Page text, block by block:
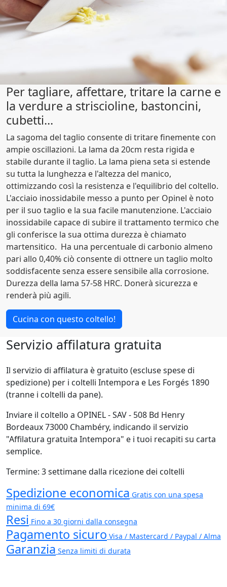
Per tagliare, affettare, tritare la carne e
la verdure a striscioline, bastoncini,
cubetti...
La sagoma del taglio consente di tritare finemente con
ampie oscillazioni. La lama da 20cm resta rigida e
stabile durante il taglio. La lama piena seta si estende
su tutta la lunghezza e l'altezza del manico,
ottimizzando così la resistenza e l'equilibrio del coltello.
L'acciaio inossidabile messo a punto per Opinel è noto
per il suo taglio e la sua facile manutenzione. L'acciaio
inossidabile capace di subire il trattamento termico che
gli conferisce la sua ottima durezza è chiamato
martensitico. Ha una percentuale di carbonio almeno
pari allo 0,40% ciò consente di ottnere un taglio molto
soddisfacente senza essere sensibile alla corrosione.
Durezza della lama 57-58 HRC. Donerà sicurezza e
renderà più agili.
Cucina con questo coltello!
Servizio affilatura gratuita
Il servizio di affilatura è gratuito (escluse spese di
spedizione) per i coltelli Intempora e Les Forgés 1890
(tranne i coltelli da pane).
Inviare il coltello a OPINEL - SAV - 508 Bd Henry
Bordeaux 73000 Chambéry, indicando il servizio
"Affilatura gratuita Intempora" e i tuoi recapiti su carta
semplice.
Termine: 3 settimane dalla ricezione dei coltelli
Spedizione economica Gratis con una spesa
minima di 69€
Resi Fino a 30 giorni dalla consegna
Pagamento sicuro Visa / Mastercard / Paypal / Alma
Garanzia Senza limiti di durata